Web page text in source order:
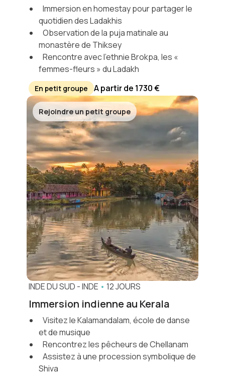
Immersion en homestay pour partager le
quotidien des Ladakhis
Observation de la puja matinale au
monastère de Thiksey
Rencontre avec l’ethnie Brokpa, les «
femmes-fleurs » du Ladakh
En petit groupe A partir de 1730 €
Rejoindre un petit groupe
INDE DU SUD -INDE • 12 JOURS
Immersion indienne au Kerala
Visitez le Kalamandalam, école de danse
et de musique
Rencontrez les pêcheurs de Chellanam
Assistez à une procession symbolique de
Shiva